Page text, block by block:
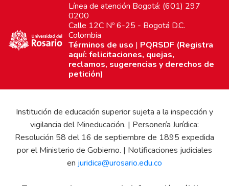
Línea de atención Bogotá: (601) 297
0200
Calle 12C Nº 6-25 - Bogotá D.C.
Colombia
Términos de uso | PQRSDF (Registra
aquí: felicitaciones, quejas,
reclamos, sugerencias y derechos de
petición)
Institución de educación superior sujeta a la inspección y
vigilancia del Mineducación. | Personería Jurídica:
Resolución 58 del 16 de septiembre de 1895 expedida
por el Ministerio de Gobierno. | Notificaciones judiciales
en juridica@urosario.edu.co